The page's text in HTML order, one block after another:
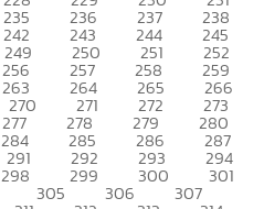
235 236 237 238
242 243 244 245
249 250 251 252
256 257 258 259
263 264 265 266
270 271 272 273
277 278 279 280
284 285 286 287
291 292 293 294
298 299 300 301
305 306 307